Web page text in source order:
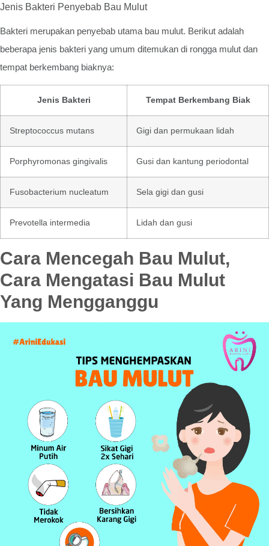
Jenis Bakteri Penyebab Bau Mulut
Bakteri merupakan penyebab utama bau mulut. Berikut adalah
beberapa jenis bakteri yang umum ditemukan di rongga mulut dan
tempat berkembang biaknya:
Jenis Bakteri Tempat Berkembang Biak
Streptococcus mutans Gigi dan permukaan lidah
Porphyromonas gingivalis Gusi dan kantung periodontal
Fusobacterium nucleatum Sela gigi dan gusi
Prevotella intermedia Lidah dan gusi
Cara Mencegah Bau Mulut,
Cara Mengatasi Bau Mulut
Yang Mengganggu